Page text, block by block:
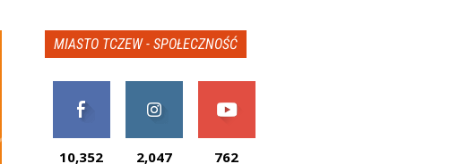
MIASTO TCZEW - SPOŁECZNOŚĆ
10,352 2,047 762